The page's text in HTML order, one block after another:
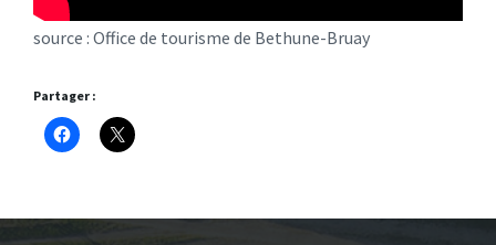
source : Office de tourisme de Bethune-Bruay
Partager :